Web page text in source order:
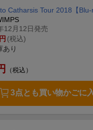
Catharsis Tour 2018【Blu-
12月12日発売
円 (税込)
あり
（税込）
3点とも買い物かごに